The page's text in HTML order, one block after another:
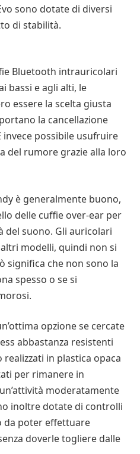
sono dotate di diversi
di stabilità.
Bluetooth intrauricolari
bassi e agli alti, le
essere la scelta giusta
la cancellazione
invece possibile usufruire
del rumore grazie alla loro
è generalmente buono,
delle cuffie over-ear per
del suono. Gli auricolari
modelli, quindi non si
significa che non sono la
spesso o se si
opzione se cercate
abbastanza resistenti
in plastica opaca
per rimanere in
moderatamente
inoltre dotate di controlli
da poter effettuare
doverle togliere dalle